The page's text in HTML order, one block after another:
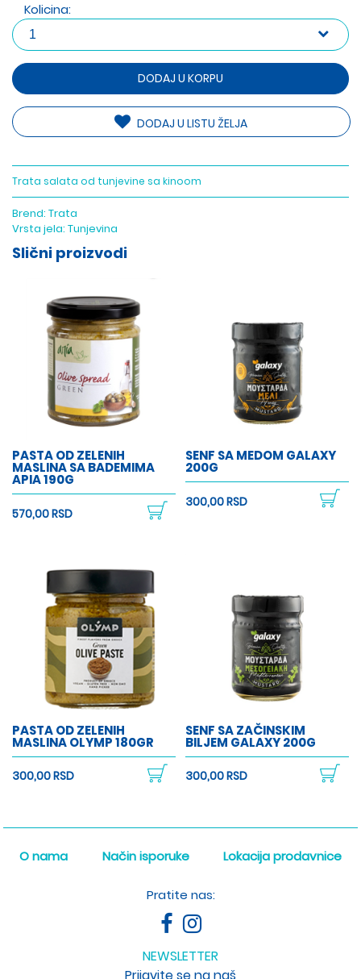
Kolicina:
DODAJ U KORPU
DODAJ U LISTU ŽELJA
Trata salata od tunjevine sa kinoom
Brend:Trata
Vrsta jela:Tunjevina
Slični proizvodi
PASTA OD ZELENIH
MASLINA SA BADEMIMA
APIA 190G
570,00 RSD
SENF SA MEDOM GALAXY
200G
300,00 RSD
PASTA OD ZELENIH
MASLINA OLYMP 180GR
300,00 RSD
SENF SA ZAČINSKIM
BILJEM GALAXY 200G
300,00 RSD
O nama Način isporuke Lokacija prodavnice
Pratite nas:
NEWSLETTER
Prijavite se na naš